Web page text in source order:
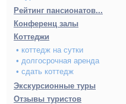
Рейтинг пансионатов...
Конференц залы
Коттеджи
• коттедж на сутки
• долгосрочная аренда
• сдать коттедж
Экскурсионные туры
Отзывы туристов